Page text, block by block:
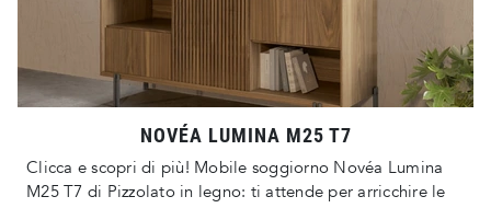
NOVÉA LUMINA M25 T7
Clicca e scopri di più! Mobile soggiorno Novéa Lumina
M25 T7 di Pizzolato in legno: ti attende per arricchire le